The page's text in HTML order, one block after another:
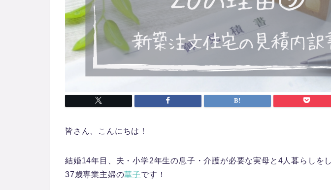
皆さん、こんにちは！
結婚14年目、夫・小学2年生の息子・介護が必要な実母と4人暮らしをし
37歳専業主婦の華子です！